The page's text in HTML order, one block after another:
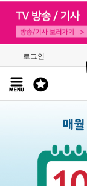
로그인